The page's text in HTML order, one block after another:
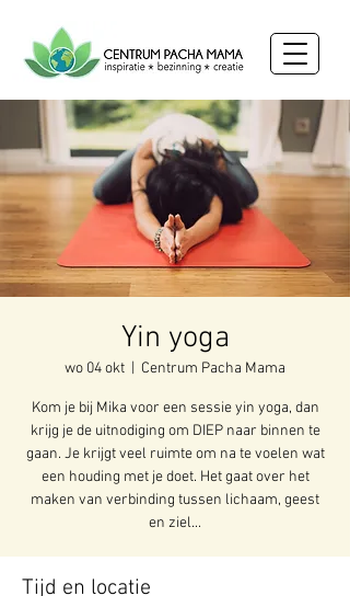
Yin yoga
wo 04 okt Centrum Pacha Mama
Kom je bij Mika voor een sessie yin yoga, dan
krijg je de uitnodiging om DIEP naar binnen te
gaan. Je krijgt veel ruimte om na te voelen wat
een houding met je doet. Het gaat over het
maken van verbinding tussen lichaam, geest
en ziel...
Tijd en locatie